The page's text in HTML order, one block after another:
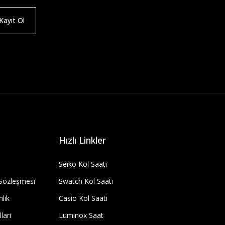
Ol
Hızlı Linkler
Seiko Kol Saati
Swatch Kol Saati
Casio Kol Saati
Luminox Saat